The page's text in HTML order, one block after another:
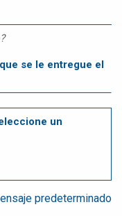
predeterminado